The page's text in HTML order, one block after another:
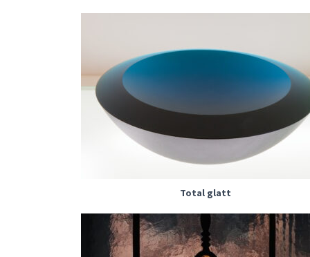
Total glatt